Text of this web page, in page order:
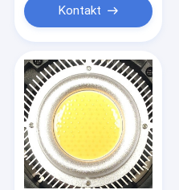
Kontakt